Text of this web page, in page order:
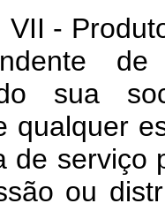
VII -
sua
qualquer
de serviço
ou